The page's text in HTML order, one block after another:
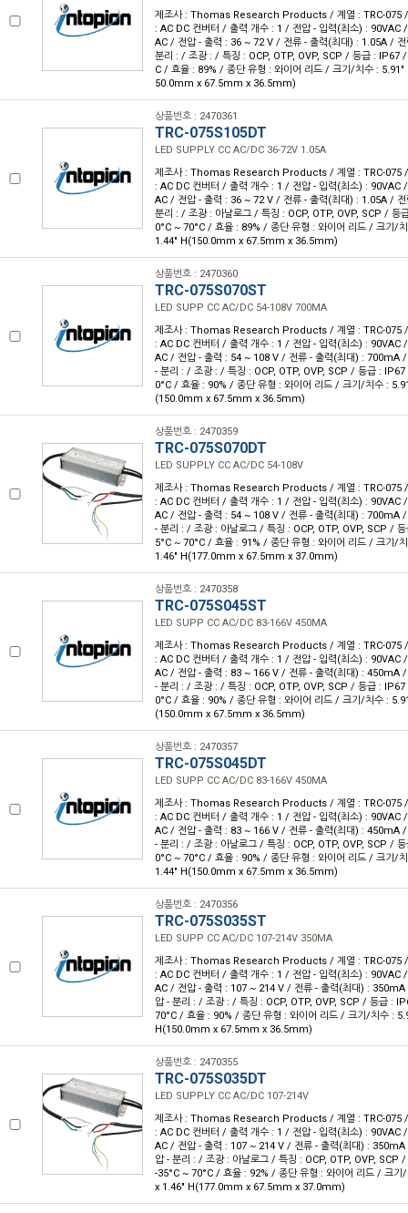
제조사 : Thomas Research Products / 계열 : TRC-075 /
: AC DC 컨버터 / 출력 개수 : 1 / 전압 - 입력(최소) : 90VAC
AC / 전압 - 출력 : 36 ~ 72 V / 전류 - 출력(최대) : 1.05A /
분리 : / 조광 : / 특징 : OCP, OTP, OVP, SCP / 등급 : IP67
C / 효율 : 89% / 종단 유형 : 와이어 리드 / 크기/치수 :
50.0mm x 67.5mm x 36.5mm)
상품번호 : 2470361
TRC-075S105DT
LED SUPPLY CC AC/DC 36-72V 1.05A
제조사 : Thomas Research Products / 계열 : TRC-075 /
: AC DC 컨버터 / 출력 개수 : 1 / 전압 - 입력(최소) : 90VAC
AC / 전압 - 출력 : 36 ~ 72 V / 전류 - 출력(최대) : 1.05A /
분리 : / 조광 : 아날로그 / 특징 : OCP, OTP, OVP, SCP / 등
0°C ~ 70°C / 효율 : 89% / 종단 유형 : 와이어 리드 / 크기/
1.44" H(150.0mm x 67.5mm x 36.5mm)
상품번호 : 2470360
TRC-075S070ST
LED SUPP CC AC/DC 54-108V 700MA
제조사 : Thomas Research Products / 계열 : TRC-075 /
: AC DC 컨버터 / 출력 개수 : 1 / 전압 - 입력(최소) : 90VAC
AC / 전압 - 출력 : 54 ~ 108 V / 전류 - 출력(최대) : 700mA
- 분리 : / 조광 : / 특징 : OCP, OTP, OVP, SCP / 등급 :
0°C / 효율 : 90% / 종단 유형 : 와이어 리드 / 크기/치수 :
(150.0mm x 67.5mm x 36.5mm)
상품번호 : 2470359
TRC-075S070DT
LED SUPPLY CC AC/DC 54-108V
제조사 : Thomas Research Products / 계열 : TRC-075 /
: AC DC 컨버터 / 출력 개수 : 1 / 전압 - 입력(최소) : 90VAC
AC / 전압 - 출력 : 54 ~ 108 V / 전류 - 출력(최대) : 700mA
- 분리 : / 조광 : 아날로그 / 특징 : OCP, OTP, OVP, SCP /
5°C ~ 70°C / 효율 : 91% / 종단 유형 : 와이어 리드 / 크기/
1.46" H(177.0mm x 67.5mm x 37.0mm)
상품번호 : 2470358
TRC-075S045ST
LED SUPP CC AC/DC 83-166V 450MA
제조사 : Thomas Research Products / 계열 : TRC-075 /
: AC DC 컨버터 / 출력 개수 : 1 / 전압 - 입력(최소) : 90VAC
AC / 전압 - 출력 : 83 ~ 166 V / 전류 - 출력(최대) : 450mA
- 분리 : / 조광 : / 특징 : OCP, OTP, OVP, SCP / 등급 :
0°C / 효율 : 90% / 종단 유형 : 와이어 리드 / 크기/치수 :
(150.0mm x 67.5mm x 36.5mm)
상품번호 : 2470357
TRC-075S045DT
LED SUPP CC AC/DC 83-166V 450MA
제조사 : Thomas Research Products / 계열 : TRC-075 /
: AC DC 컨버터 / 출력 개수 : 1 / 전압 - 입력(최소) : 90VAC
AC / 전압 - 출력 : 83 ~ 166 V / 전류 - 출력(최대) : 450mA
- 분리 : / 조광 : 아날로그 / 특징 : OCP, OTP, OVP, SCP /
0°C ~ 70°C / 효율 : 90% / 종단 유형 : 와이어 리드 / 크기/
1.44" H(150.0mm x 67.5mm x 36.5mm)
상품번호 : 2470356
TRC-075S035ST
LED SUPP CC AC/DC 107-214V 350MA
제조사 : Thomas Research Products / 계열 : TRC-075 /
: AC DC 컨버터 / 출력 개수 : 1 / 전압 - 입력(최소) : 90VAC
AC / 전압 - 출력 : 107 ~ 214 V / 전류 - 출력(최대) :
압 - 분리 : / 조광 : / 특징 : OCP, OTP, OVP, SCP / 등급 :
70°C / 효율 : 90% / 종단 유형 : 와이어 리드 / 크기/치수 :
H(150.0mm x 67.5mm x 36.5mm)
상품번호 : 2470355
TRC-075S035DT
LED SUPPLY CC AC/DC 107-214V
제조사 : Thomas Research Products / 계열 : TRC-075 /
: AC DC 컨버터 / 출력 개수 : 1 / 전압 - 입력(최소) : 90VAC
AC / 전압 - 출력 : 107 ~ 214 V / 전류 - 출력(최대) :
압 - 분리 : / 조광 : 아날로그 / 특징 : OCP, OTP, OVP, SCP
-35°C ~ 70°C / 효율 : 92% / 종단 유형 : 와이어 리드 / 크
x 1.46" H(177.0mm x 67.5mm x 37.0mm)